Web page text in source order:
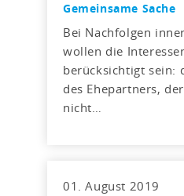
Gemeinsame Sache
Bei Nachfolgen
wollen die
berücksichtigt sein:
des Ehepartners,
nicht…
01. August 2019